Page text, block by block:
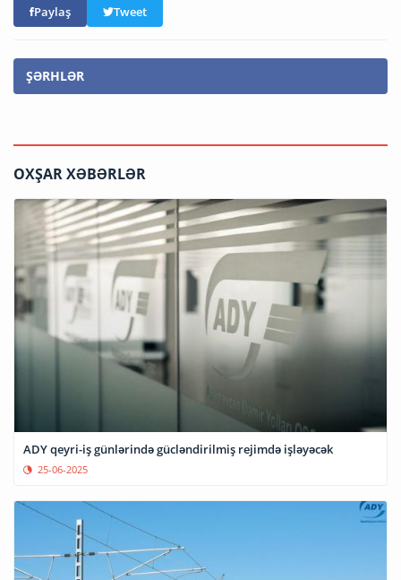
Paylaş Tweet
ŞƏRHLƏR
OXŞAR XƏBƏRLƏR
ADY qeyri-iş günlərində gücləndirilmiş rejimdə işləyəcək
25-06-2025